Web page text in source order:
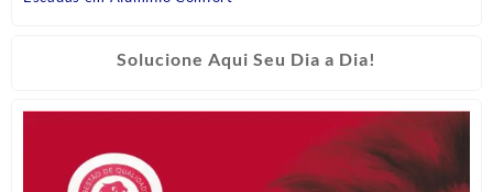
Solucione Aqui Seu Dia a Dia!